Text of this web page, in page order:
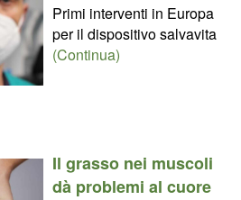
Primi interventi in Europa
per il dispositivo salvavita
(Continua)
Il grasso nei muscoli
dà problemi al cuore